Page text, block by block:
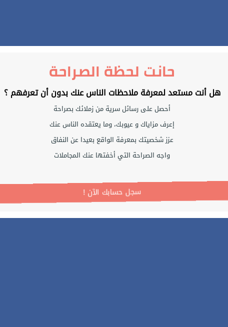
حانت لحظة الصراحة
هل أنت مستعد لمعرفة ملاحظات الناس عنك بدون أن تعرفهم ؟
أحصل على رسائل سرية من زملائك بصراحة
إعرف مزاياك و عيوبك، وما يعتقده الناس عنك
عزز شخصيتك بمعرفة الواقع بعيدا عن النفاق
واجه الصراحة التي أخفتها عنك المجاملات
! سجل حسابك الآن